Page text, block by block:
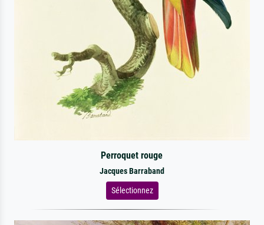
Perroquet rouge
Jacques Barraband
Sélectionnez